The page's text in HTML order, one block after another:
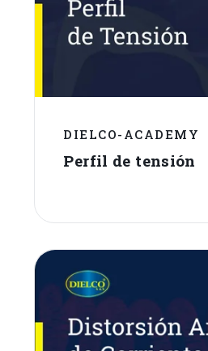
DIELCO-ACADEMY
Perfil de tensión